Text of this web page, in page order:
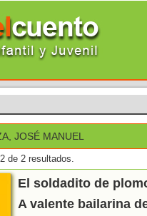
JOSÉ MANUEL
de 2 resultados.
El soldadito de
A valente bailarina